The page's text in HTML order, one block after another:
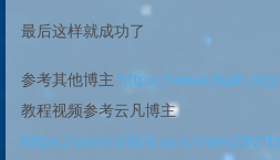
最后这样就成功了
参考其他博主 https://
教程视频参考云凡博主
https://www.bilibili.com/video/